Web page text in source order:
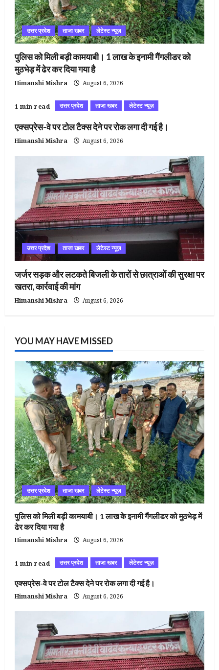
उत्तर प्रदेश ताजा खबर लेटेस्ट न्यूज़
पुलिस को मिली बड़ी कामयाबी। 1 लाख के इनामी गैंगलीडर को
मुठभेड़ में ढेर कर दिया गया है
Himanshi Mishra August 6, 2026
1 min read उत्तर प्रदेश ताजा खबर लेटेस्ट न्यूज़
एक्सप्रेस-वे पर टोल टैक्स देने पर रोक लगा दी गई है।
Himanshi Mishra August 6, 2026
उत्तर प्रदेश ताजा खबर लेटेस्ट न्यूज़
जर्जर सड़क और लटकते बिजली के तारों से छात्राओं की सुरक्षा पर
खतरा, कार्रवाई की मांग
Himanshi Mishra August 6, 2026
YOU MAY HAVE MISSED
उत्तर प्रदेश ताजा खबर लेटेस्ट न्यूज़
पुलिस को मिली बड़ी कामयाबी। 1 लाख के इनामी गैंगलीडर को मुठभेड़ में
ढेर कर दिया गया है
Himanshi Mishra August 6, 2026
1 min read उत्तर प्रदेश ताजा खबर लेटेस्ट न्यूज़
एक्सप्रेस-वे पर टोल टैक्स देने पर रोक लगा दी गई है।
Himanshi Mishra August 6, 2026